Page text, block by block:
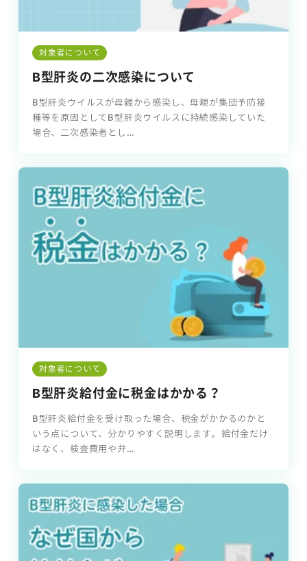
対象者について
B型肝炎の二次感染について
B型肝炎ウイルスが母親から感染し、母親が集団予防接
種等を原因としてB型肝炎ウイルスに持続感染していた
場合、二次感染者とし…
対象者について
B型肝炎給付金に税金はかかる？
B型肝炎給付金を受け取った場合、税金がかかるのかと
いう点について、分かりやすく説明します。給付金だけ
はなく、検査費用や弁…